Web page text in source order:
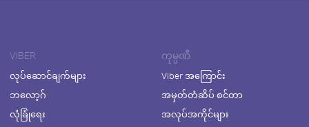
VIBER
လုပ်ဆောင်ချက်များ
ဘလော့ဂ်
လုံခြုံရေး
ကုမ္ပဏီ
Viber အကြောင်း
အမှတ်တံဆိပ် စင်တာ
အလုပ်အကိုင်များ